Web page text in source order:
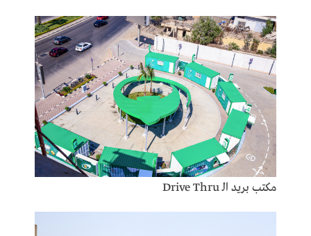
مكتب بريد الـ Drive Thru